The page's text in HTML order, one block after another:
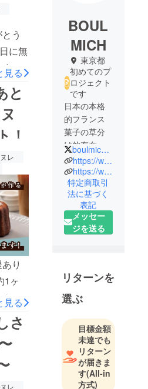
う
に無
し
っ
と
ば
に
末
を
限
ジ
ィ
に
公
c
当に
。
致
見る
と
！
レ
り
1ヶ
ト
り
ロ
70
い
し
見る
さ
レ
BOUL
MICH
東京都
初めてのプ
ロジェクト
です
日本の本格
的フランス
菓子の草分
け的存在と
して知られ
ています。
店主・吉田
菊次郎がフ
ランス・パ
リで研鑽し
た伝統的な
新しい創作
菓子に挑戦
していま
boulmich2013
https://www.boulmich.co.jp/
https://www.instagram.com/boulmich_official/
特定商取引
法に基づく
表記
メッセー
ジを送る
リターンを
選ぶ
目標金額
未達でも
リターン
が届きま
す(All-in
方式)